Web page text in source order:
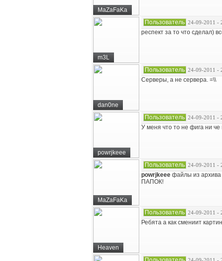
MaZaFaKa
m3L
Пользователь 24-09-2011 -
респект за то что сделал)
dan0ne
Пользователь 24-09-2011 -
Серверы, а не сервера. =\\
powrjkeee
Пользователь 24-09-2011 -
У меня что то не фига ни
MaZaFaKa
Пользователь 24-09-2011 -
powrjkeee файлы из архива
ПАПОК!
Heaven
Пользователь 24-09-2011 -
Ребята а как смениит